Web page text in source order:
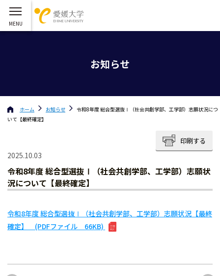
お知らせ
ホーム お知らせ
令和8年度 総合型選抜Ⅰ（社会共創学部、工学部）志願状況につ
いて【最終確定】
印刷する
2025.10.03
令和8年度 総合型選抜Ⅰ（社会共創学部、工学部）志願状
況について【最終確定】
令和8年度 総合型選抜Ⅰ（社会共創学部、工学部）志願状況【最終
確定】 (PDFファイル 66KB)